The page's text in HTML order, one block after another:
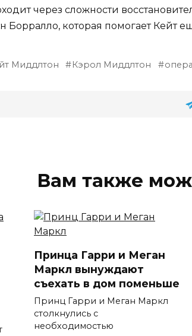
через сложности
Борралло, которая помогает Кейт
Миддлтон Кэрол Миддлтон
Вам также
Принца Гарри и Меган
Маркл вынуждают
съехать в дом поменьше
Принц Гарри и Меган Маркл
столкнулись с
необходимостью